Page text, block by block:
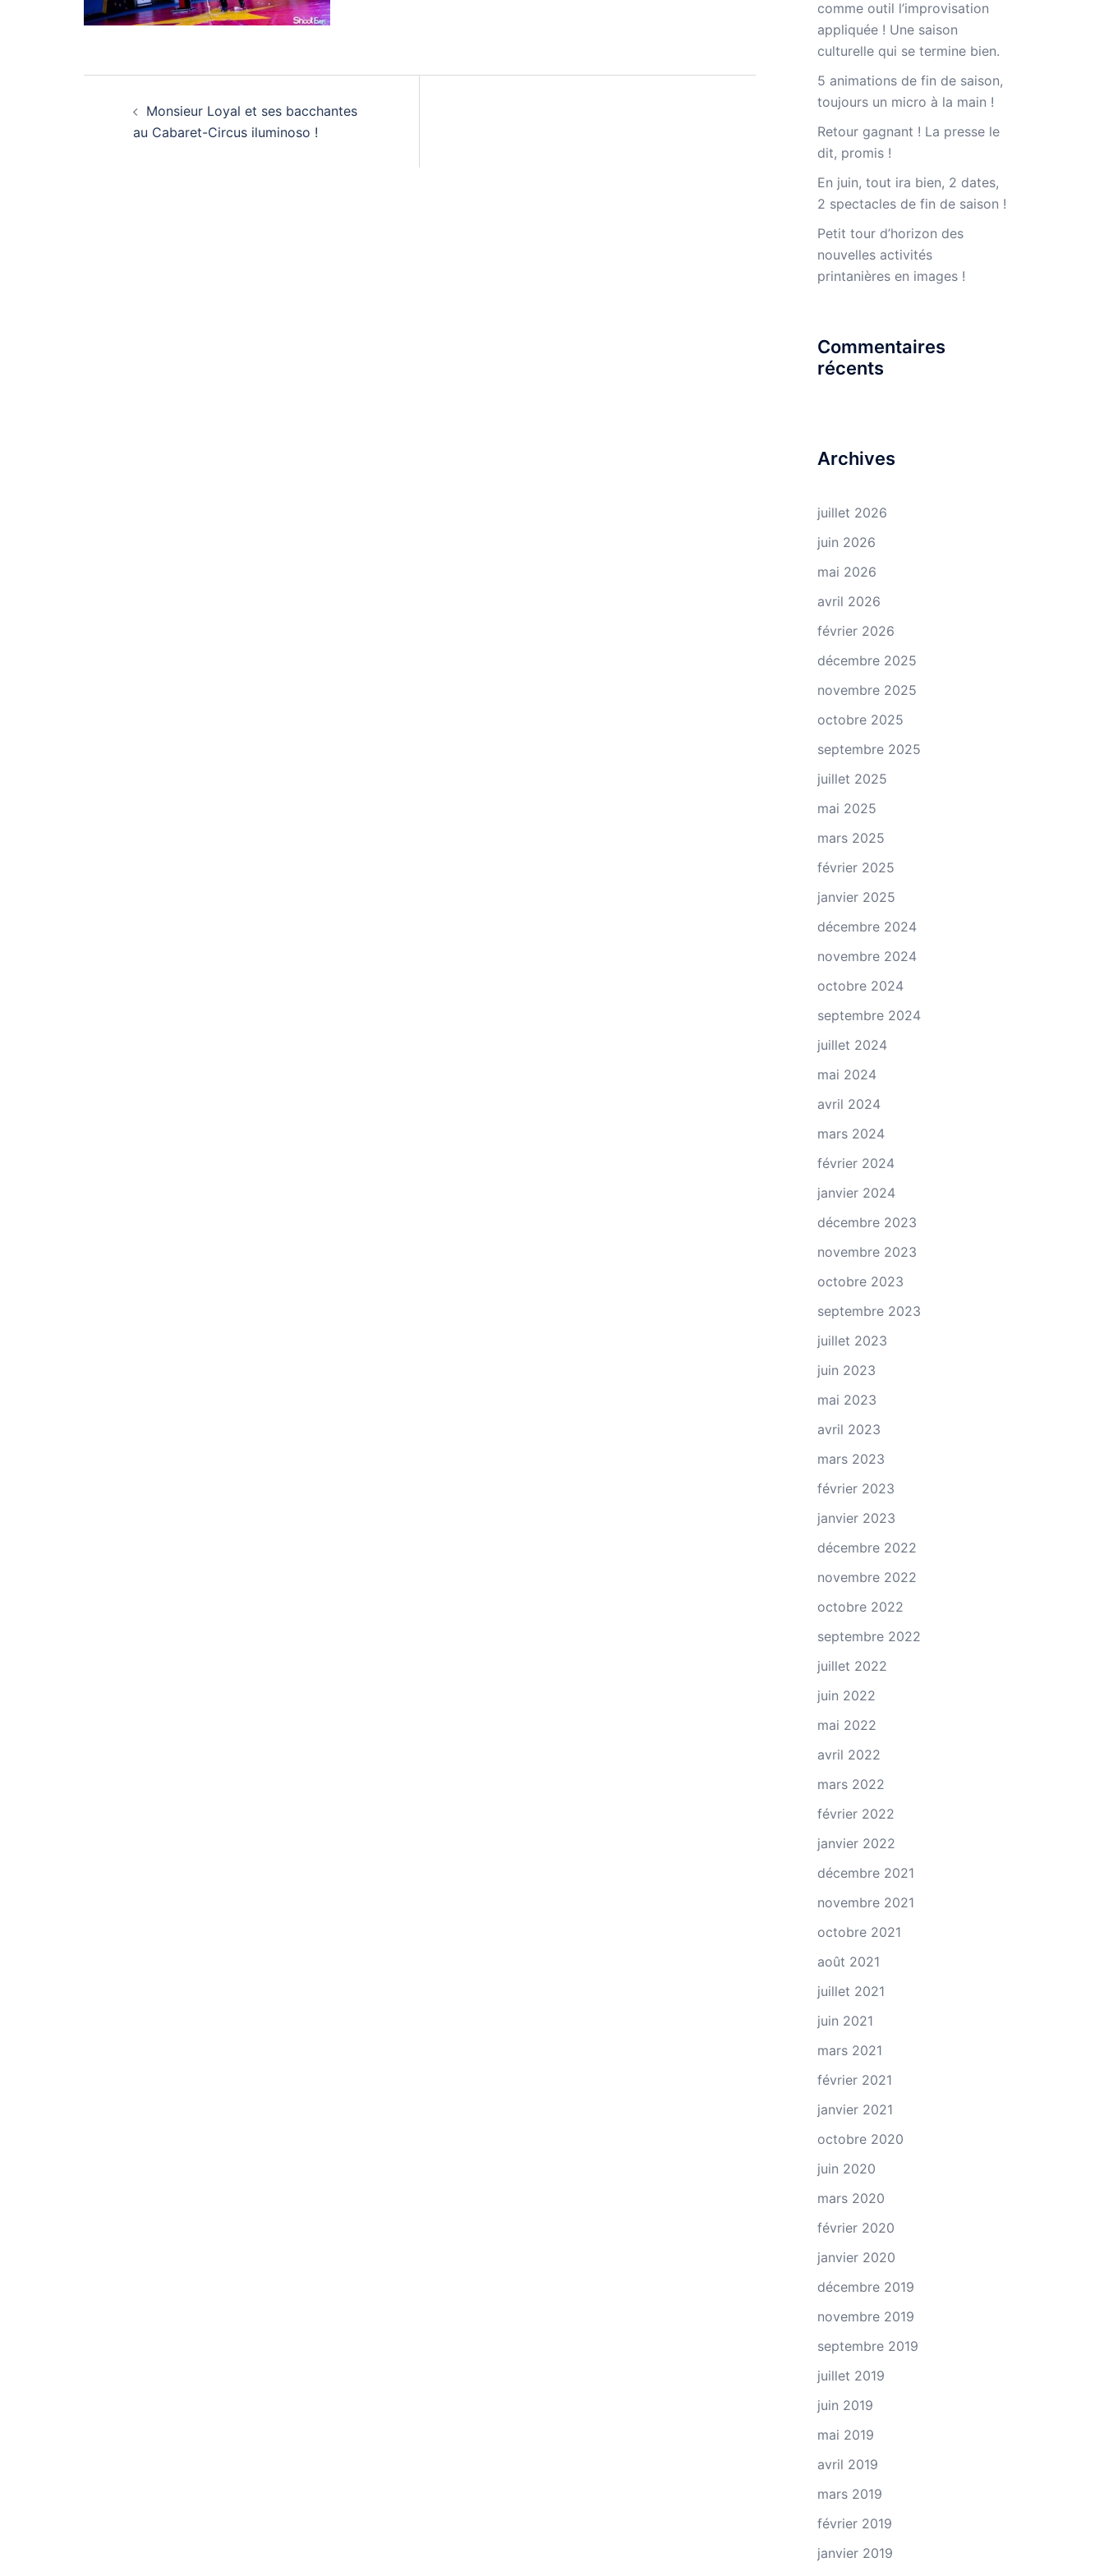
d’article
Monsieur Loyal et ses bacchantes
au Cabaret-Circus iluminoso !
comme outil l’improvisation
appliquée ! Une saison
culturelle qui se termine bien.
5 animations de fin de saison,
toujours un micro à la main !
Retour gagnant ! La presse le
dit, promis !
En juin, tout ira bien, 2 dates,
2 spectacles de fin de saison !
Petit tour d’horizon des
nouvelles activités
printanières en images !
Commentaires
récents
Archives
juillet 2026
juin 2026
mai 2026
avril 2026
février 2026
décembre 2025
novembre 2025
octobre 2025
septembre 2025
juillet 2025
mai 2025
mars 2025
février 2025
janvier 2025
décembre 2024
novembre 2024
octobre 2024
septembre 2024
juillet 2024
mai 2024
avril 2024
mars 2024
février 2024
janvier 2024
décembre 2023
novembre 2023
octobre 2023
septembre 2023
juillet 2023
juin 2023
mai 2023
avril 2023
mars 2023
février 2023
janvier 2023
décembre 2022
novembre 2022
octobre 2022
septembre 2022
juillet 2022
juin 2022
mai 2022
avril 2022
mars 2022
février 2022
janvier 2022
décembre 2021
novembre 2021
octobre 2021
août 2021
juillet 2021
juin 2021
mars 2021
février 2021
janvier 2021
octobre 2020
juin 2020
mars 2020
février 2020
janvier 2020
décembre 2019
novembre 2019
septembre 2019
juillet 2019
juin 2019
mai 2019
avril 2019
mars 2019
février 2019
janvier 2019